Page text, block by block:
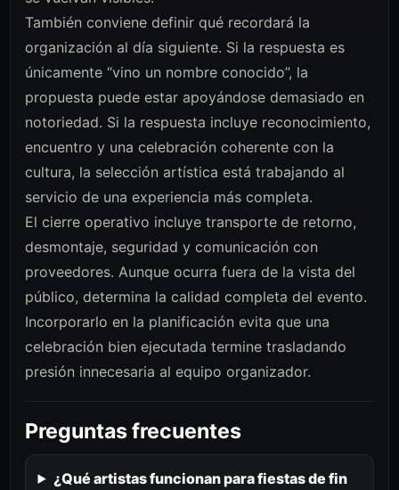
También conviene definir qué recordará la
organización al día siguiente. Si la respuesta es
únicamente “vino un nombre conocido”, la
propuesta puede estar apoyándose demasiado en
notoriedad. Si la respuesta incluye reconocimiento,
encuentro y una celebración coherente con la
cultura, la selección artística está trabajando al
servicio de una experiencia más completa.
El cierre operativo incluye transporte de retorno,
desmontaje, seguridad y comunicación con
proveedores. Aunque ocurra fuera de la vista del
público, determina la calidad completa del evento.
Incorporarlo en la planificación evita que una
celebración bien ejecutada termine trasladando
presión innecesaria al equipo organizador.
Preguntas frecuentes
¿Qué artistas funcionan para fiestas de fin